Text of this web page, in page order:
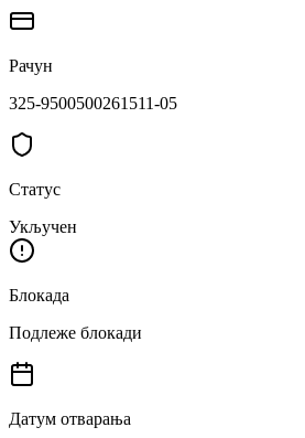
Рачун
325-9500500261511-05
Статус
Укључен
Блокада
Подлеже блокади
Датум отварања